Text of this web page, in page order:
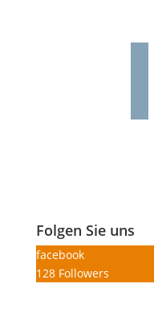
Folgen Sie uns
facebook
128 Followers